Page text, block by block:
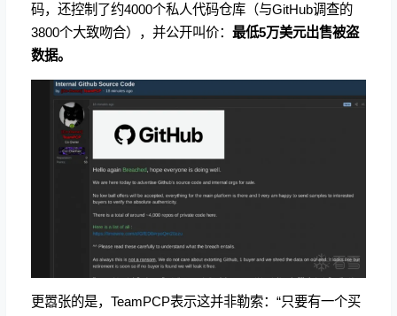
码，还控制了约4000个私人代码仓库（与GitHub调查的
3800个大致吻合），并公开叫价： 最低5万美元出售被盗
数据。
更嚣张的是，TeamPCP表示这并非勒索：“只要有一个买